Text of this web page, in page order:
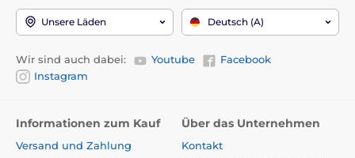
Unsere Läden Deutsch (A)
Wir sind auch dabei: Youtube
Facebook
Instagram
Informationen zum Kauf
Versand und Zahlung
Über das Unternehmen
Kontakt